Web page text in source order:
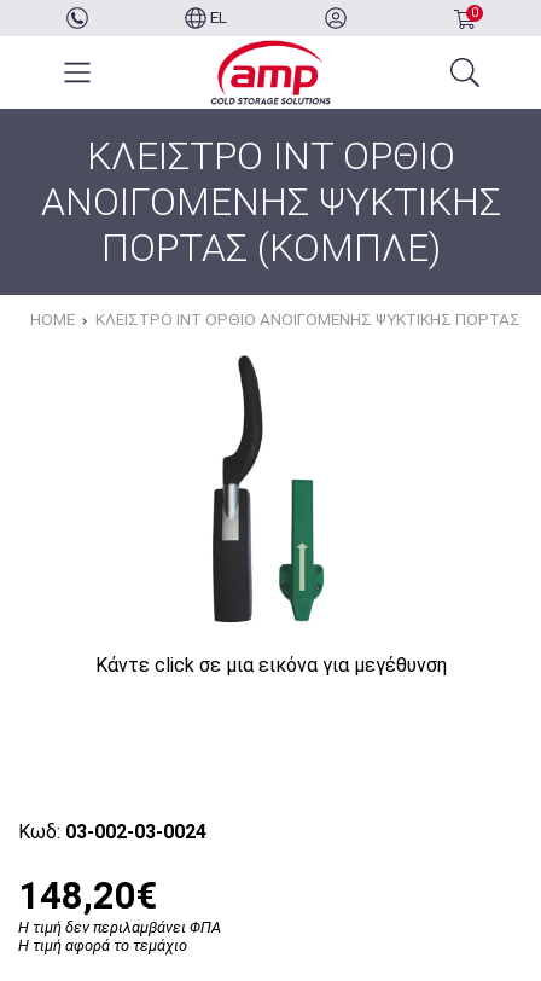
EL 0
ΚΛΕΙΣΤΡΟ INT ΟΡΘΙΟ
ΑΝΟΙΓΟΜΕΝΗΣ ΨΥΚΤΙΚΗΣ
ΠΟΡΤΑΣ (ΚΟΜΠΛΕ)
HOME ΚΛΕΙΣΤΡΟ INT ΟΡΘΙΟ ΑΝΟΙΓΟΜΕΝΗΣ ΨΥΚΤΙΚΗΣ ΠΟΡΤΑΣ
Κάντε click σε μια εικόνα για μεγέθυνση
Κωδ: 03-002-03-0024
148,20€
Η τιμή δεν περιλαμβάνει ΦΠΑ
Η τιμή αφορά το τεμάχιο